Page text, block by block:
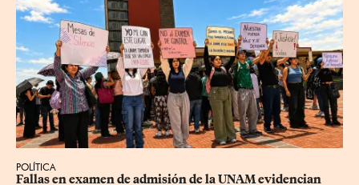
POLÍTICA
Fallas en examen de admisión de la UNAM evidencian